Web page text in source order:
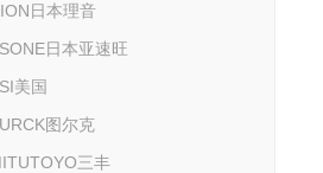
日本理音
日本亚速旺
美国
图尔克
三丰